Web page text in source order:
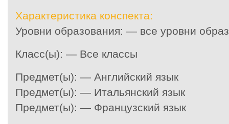
Характеристика конспекта:
Уровни образования: — все уровни
Класс(ы): — Все классы
Предмет(ы): — Английский язык
Предмет(ы): — Итальянский язык
Предмет(ы): — Французский язык